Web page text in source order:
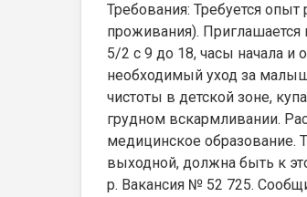
Требования: Требуется
проживания). Приглашается
5/2 с 9 до 18, часы начала и
необходимый уход за
чистоты в детской зоне,
грудном вскармливании.
медицинское образование.
выходной, должна быть к
р. Вакансия № 52 725.